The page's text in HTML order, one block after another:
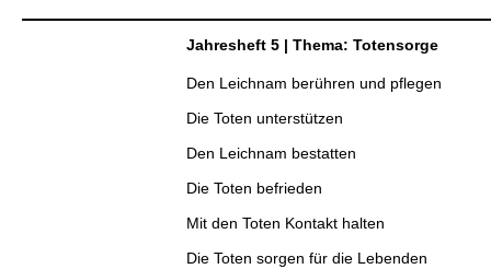
Jahresheft 5 | Thema: Totensorge
Den Leichnam berühren und pflegen
Die Toten unterstützen
Den Leichnam bestatten
Die Toten befrieden
Mit den Toten Kontakt halten
Die Toten sorgen für die Lebenden